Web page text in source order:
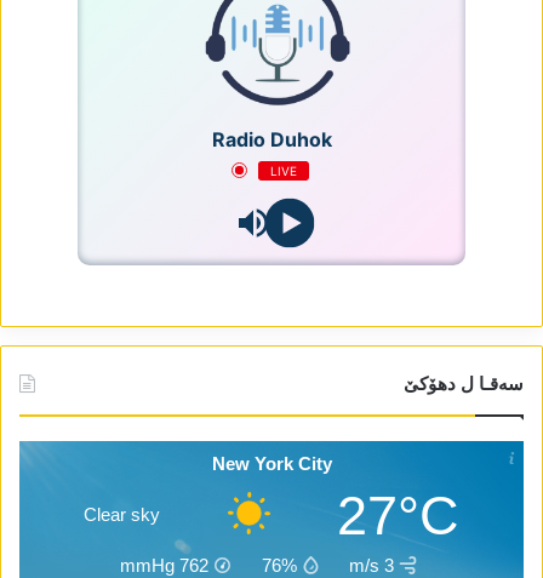
Radio Duhok
LIVE
سەقـا ل دھۆکێ
New York City
27°C
Clear sky
3 m/s
76%
762
mmHg